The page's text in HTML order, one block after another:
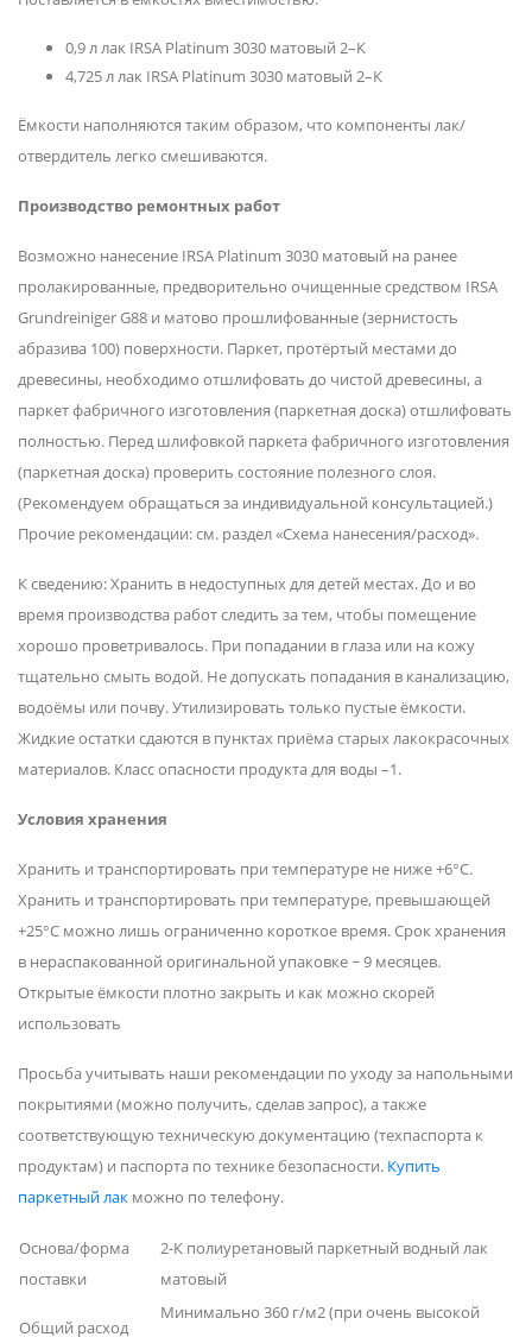
0,9 л лак IRSA Platinum 3030 матовый 2–К
4,725 л лак IRSA Platinum 3030 матовый 2–К
Ёмкости наполняются таким образом, что компоненты лак/
отвердитель легко смешиваются.
Производство ремонтных работ
Возможно нанесение IRSA Platinum 3030 матовый на ранее
пролакированные, предворительно очищенные средством IRSA
Grundreiniger G88 и матово прошлифованные (зернистость
абразива 100) поверхности. Паркет, протёртый местами до
древесины, необходимо отшлифовать до чистой древесины, а
паркет фабричного изготовления (паркетная доска) отшлифовать
полностью. Перед шлифовкой паркета фабричного изготовления
(паркетная доска) проверить состояние полезного слоя.
(Рекомендуем обращаться за индивидуальной консультацией.)
Прочие рекомендации: см. раздел «Схема нанесения/расход».
К сведению: Хранить в недоступных для детей местах. До и во
время производства работ следить за тем, чтобы помещение
хорошо проветривалось. При попадании в глаза или на кожу
тщательно смыть водой. Не допускать попадания в канализацию,
водоёмы или почву. Утилизировать только пустые ёмкости.
Жидкие остатки сдаются в пунктах приёма старых лакокрасочных
материалов. Класс опасности продукта для воды –1.
Условия хранения
Хранить и транспортировать при температуре не ниже +6°С.
Хранить и транспортировать при температуре, превышающей
+25°C можно лишь ограниченно короткое время. Срок хранения
в нераспакованной оригинальной упаковке ~ 9 месяцев.
Открытые ёмкости плотно закрыть и как можно скорей
использовать
Просьба учитывать наши рекомендации по уходу за напольными
покрытиями (можно получить, сделав запрос), а также
соответствующую техническую документацию (техпаспорта к
продуктам) и паспорта по технике безопасности. Купить
паркетный лак можно по телефону.
Основа/форма
поставки
2-К полиуретановый паркетный водный лак
матовый
Общий расход
Минимально 360 г/м2 (при очень высокой